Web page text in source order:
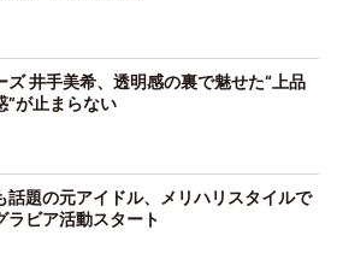
ズ 井手美希、透明感の裏で魅せた“上品
”が止まらない
話題の元アイドル、メリハリスタイルで
ラビア活動スタート